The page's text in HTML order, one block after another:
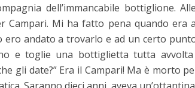
dell’immancabile bottiglione.
Campari. Mi ha fatto pena quando era
ero andato a trovarlo e ad un certo
e toglie una bottiglietta tutta avvolta
gli date?” Era il Campari! Ma è morto